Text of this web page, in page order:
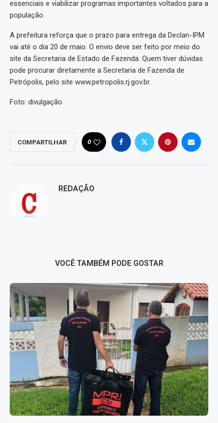
essenciais e viabilizar programas importantes voltados para a
população.
A prefeitura reforça que o prazo para entrega da Declan-IPM
vai até o dia 20 de maio. O envio deve ser feito por meio do
site da Secretaria de Estado de Fazenda. Quem tiver dúvidas
pode procurar diretamente a Secretaria de Fazenda de
Petrópolis, pelo site www.petropolis.rj.gov.br.
Foto: divulgação
COMPARTILHAR 0
REDAÇÃO
VOCÊ TAMBÉM PODE GOSTAR